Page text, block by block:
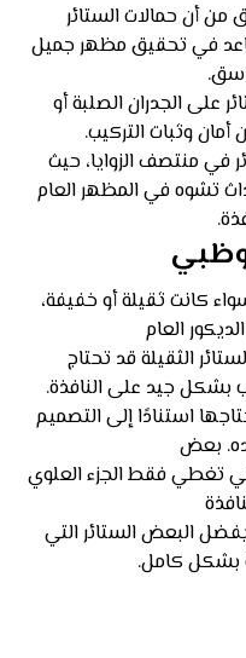
أن حمالات الستائر
في تحقيق مظهر جميل
على الجدران الصلبة أو
أمان وثبات التركيب.
في منتصف الزوايا، حيث
تشوه في المظهر العام
كانت ثقيلة أو خفيفة،
العام
الثقيلة قد تحتاج
بشكل جيد على النافذة.
استنادًا إلى التصميم
بعض
تغطي فقط الجزء العلوي
البعض الستائر التي
بشكل كامل.